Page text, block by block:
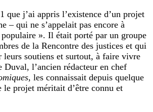
que j’ai appris l’existence d’un projet
– qui ne s’appelait pas encore à
». Il était porté par un groupe
de la Rencontre des justices et qui
leurs soutiens et surtout, à faire vivre
l’ancien rédacteur en chef
, les connaissait depuis quelque
le projet méritait d’être connu et